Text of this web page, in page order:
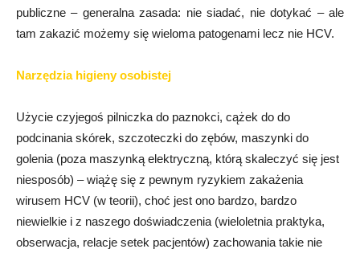
publiczne – generalna zasada: nie siadać, nie dotykać – ale
tam zakazić możemy się wieloma patogenami lecz nie HCV.
Narzędzia higieny osobistej
Użycie czyjegoś pilniczka do paznokci, cążek do do
podcinania skórek, szczoteczki do zębów, maszynki do
golenia (poza maszynką elektryczną, którą skaleczyć się jest
niesposób) – wiążę się z pewnym ryzykiem zakażenia
wirusem HCV (w teorii), choć jest ono bardzo, bardzo
niewielkie i z naszego doświadczenia (wieloletnia praktyka,
obserwacja, relacje setek pacjentów) zachowania takie nie